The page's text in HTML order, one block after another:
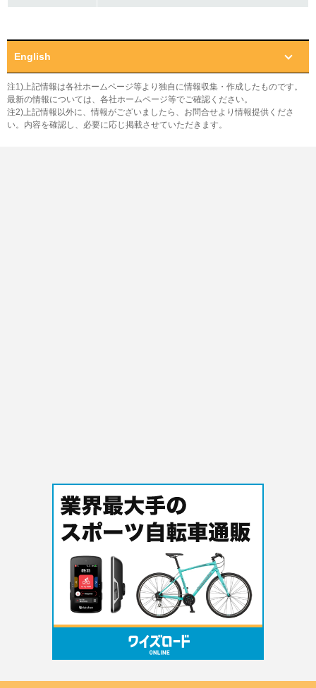
English
注1)上記情報は各社ホームページ等より独自に情報収集・作成したものです。
最新の情報については、各社ホームページ等でご確認ください。
注2)上記情報以外に、情報がございましたら、お問合せより情報提供くださ
い。内容を確認し、必要に応じ掲載させていただきます。